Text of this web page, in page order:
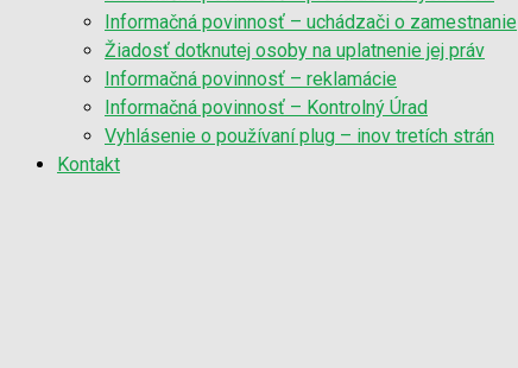
Informačná povinnosť – uchádzači o zamestnanie
Žiadosť dotknutej osoby na uplatnenie jej práv
Informačná povinnosť – reklamácie
Informačná povinnosť – Kontrolný Úrad
Vyhlásenie o používaní plug – inov tretích strán
Kontakt